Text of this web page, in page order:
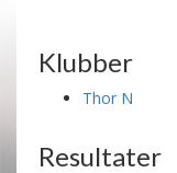
Klubber
Thor N
Resultater